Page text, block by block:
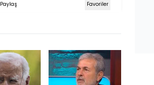
Paylaş Favoriler